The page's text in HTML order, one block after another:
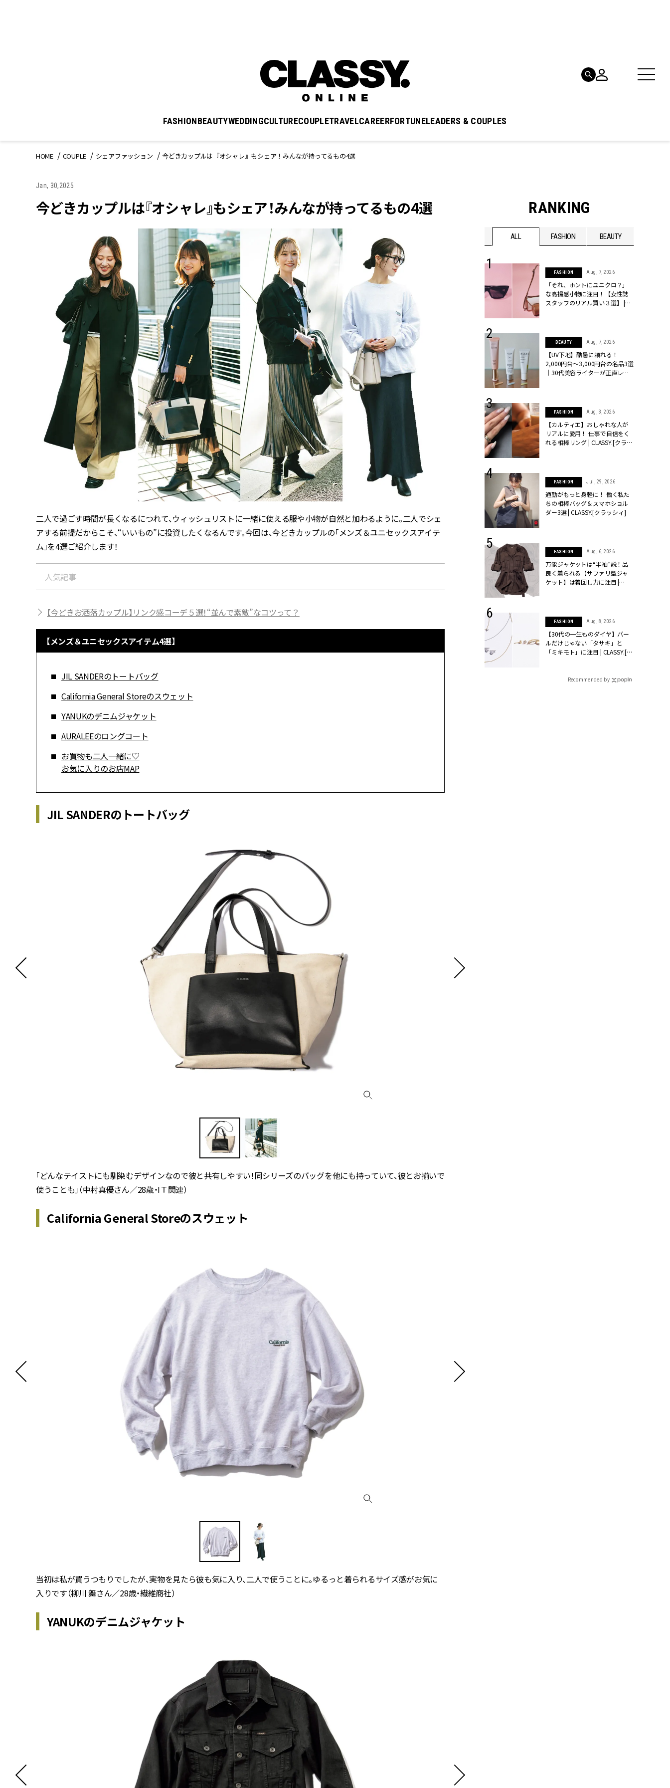
FASHIONBEAUTYWEDDINGCULTURECOUPLETRAVELCAREERFORTUNELEADERS & COUPLES
HOME COUPLE シェアファッション 今どきカップルは『オシャレ』もシェア！みんなが持ってるもの4選
Jan, 30,2025
今どきカップルは『オシャレ』もシェア！みんなが持ってるもの4選
二人で過ごす時間が長くなるにつれて、ウィッシュリストに一緒に使える服や小物が自然と加わるように。二人でシェ
アする前提だからこそ、“いいもの”に投資したくなるんです。今回は、今どきカップルの「メンズ＆ユニセックスアイテ
ム」を4選ご紹介します！
人気記事
【今どきお洒落カップル】リンク感コーデ５選！“並んで素敵”なコツって？
【メンズ＆ユニセックスアイテム4選】
JIL SANDERのトートバッグ
California General Storeのスウェット
YANUKのデニムジャケット
AURALEEのロングコート
お買物も二人一緒に♡
お気に入りのお店MAP
JIL SANDERのトートバッグ
「どんなテイストにも馴染むデザインなので彼と共有しやすい！同シリーズのバッグを他にも持っていて、彼とお揃いで
使うことも」（中村真優さん／28歳・IＴ関連）
California General Storeのスウェット
当初は私が買うつもりでしたが、実物を見たら彼も気に入り、二人で使うことに。ゆるっと着られるサイズ感がお気に
入りです（柳川 舞さん／28歳・繊維商社）
YANUKのデニムジャケット
RANKING
ALL FASHION BEAUTY
BEAUTY Aug, 7, 2026
【UV下地】酷暑に頼れる！
2,000円台〜3,000円台の名品3選
｜30代美容ライターが正直レビ
ュー | CLASSY.[クラッシィ]
BEAUTY Sep, 25, 2025
マルジェラの“レプリカ”に新作
も！注目度急上昇の『フレグラ
ンス』５選 | CLASSY.[クラッシ
ィ]
BEAUTY Aug, 6, 2026
【ヘアアクセ6選】手抜きに見え
ない！アラサーのまとめ髪が垢
抜ける「即戦力アクセ」たち |
CLASSY.[クラッシィ]
BEAUTY Aug, 8, 2026
【シャネル】「ココ マドモアゼ
ル クラッシュ アプソリュ」の限
できる体験型イベントが開催 |
CLASSY.[クラッシィ]
忙しい毎日に「うるおいター
かな肌を目指す | CLASSY.[クラッ
クリーム】3選＜30代のベストコ
ング22選｜20〜30代カップルの
エピソードも | CLASSY.[クラッシ
ィ]
WEDDING
【一生ものジュエリー】1つでも
存在感が際立つ！ポメラートの
「トゥギャザー」シリーズに注
目 | CLASSY.[クラッシィ]
WEDDING
結婚式に黒ドレスはアリ？お呼
ばれで失敗しないコーデ＆マナ
ーを解説 | CLASSY.[クラッシィ]
WEDDING
【トレンドの巻き方３選】結婚
正解！ | CLASSY.[クラッシィ]
【結婚式お呼ばれ】ドレスに馴
イラー他】 | CLASSY.[クラッシ
を『マリッジ』に選ぶ人増えて
FASHION Aug, 7, 2026
「それ、ホントにユニクロ？」
な高揚感小物に注目！【女性誌
スタッフのリアル買い３選】 |
BEAUTY Aug, 7, 2026
【UV下地】酷暑に頼れる！
2,000円台〜3,000円台の名品3選
｜30代美容ライターが正直レビ
FASHION Aug, 3, 2026
【カルティエ】おしゃれな人が
リアルに愛用！ 仕事で自信をく
れる相棒リング | CLASSY.[クラッ
FASHION Jul, 29, 2026
通勤がもっと身軽に！ 働く私た
ちの相棒バッグ＆スマホショル
ダー3選 | CLASSY.[クラッシィ]
FASHION Aug, 6, 2026
万能ジャケットは“半袖”説！品
良く着られる【サファリ型ジャ
ケット】は着回し力に注目 |
FASHION Aug, 8, 2026
【30代の一生ものダイヤ】パー
ルだけじゃない「タサキ」と
「ミキモト」に注目 | CLASSY.[ク
Recommended by